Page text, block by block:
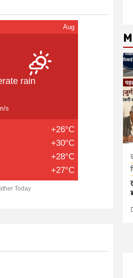
Aug
rain
s
+26°C
+30°C
+28°C
+27°C
Today